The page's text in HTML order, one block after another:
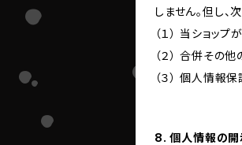
しません。但し
（１） 当ショッ
（２） 合併その
（３） 個人情報
8. 個人情報の開